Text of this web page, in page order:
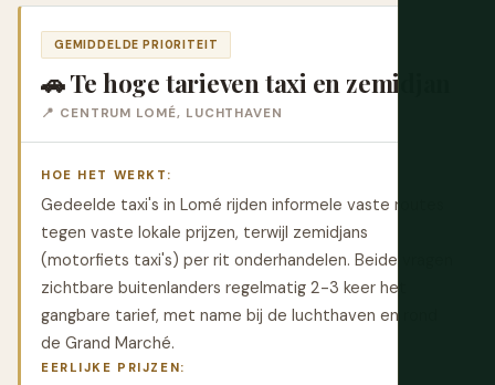
GEMIDDELDE PRIORITEIT
🚗 Te hoge tarieven taxi en zemidjan
📍 CENTRUM LOMÉ, LUCHTHAVEN
HOE HET WERKT:
Gedeelde taxi's in Lomé rijden informele vaste routes
tegen vaste lokale prijzen, terwijl zemidjans
(motorfiets taxi's) per rit onderhandelen. Beide vragen
zichtbare buitenlanders regelmatig 2-3 keer het
gangbare tarief, met name bij de luchthaven en rond
de Grand Marché.
EERLIJKE PRIJZEN: